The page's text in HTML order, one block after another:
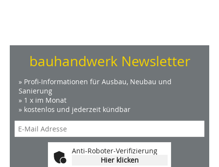
bauhandwerk Newsletter
» Profi-Informationen für Ausbau, Neubau und
Sanierung
» 1 x im Monat
» kostenlos und jederzeit kündbar
Anti-Roboter-Verifizierung
Hier klicken